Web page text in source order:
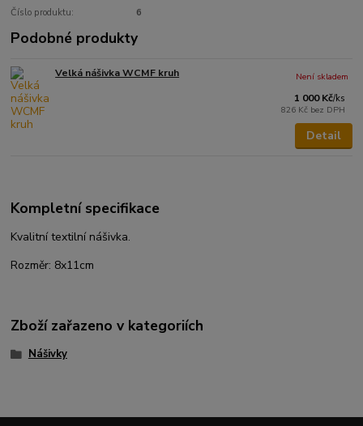
Číslo produktu: 6
Podobné produkty
Velká nášivka WCMF kruh
1 000 Kč/ks
826 Kč bez DPH
Není skladem
Detail
Kompletní specifikace
Kvalitní textilní nášivka.
Rozměr: 8x11cm
Zboží zařazeno v kategoriích
Nášivky